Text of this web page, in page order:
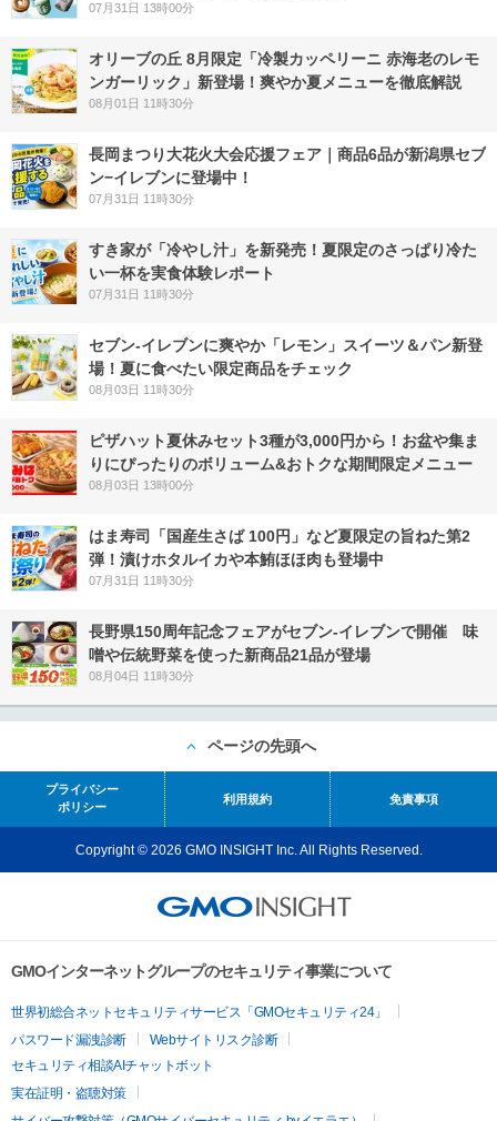
07月31日 13時00分
オリーブの丘 8月限定「冷製カッペリーニ 赤海老のレモ
ンガーリック」新登場！爽やか夏メニューを徹底解説
08月01日 11時30分
長岡まつり大花火大会応援フェア｜商品6品が新潟県セブ
ン−イレブンに登場中！
07月31日 11時30分
すき家が「冷やし汁」を新発売！夏限定のさっぱり冷た
い一杯を実食体験レポート
07月31日 11時30分
セブン‐イレブンに爽やか「レモン」スイーツ＆パン新登
場！夏に食べたい限定商品をチェック
08月03日 11時30分
ピザハット夏休みセット3種が3,000円から！お盆や集ま
りにぴったりのボリューム&おトクな期間限定メニュー
08月03日 13時00分
はま寿司「国産生さば 100円」など夏限定の旨ねた第2
弾！漬けホタルイカや本鮪ほほ肉も登場中
07月31日 11時30分
長野県150周年記念フェアがセブン-イレブンで開催 味
噌や伝統野菜を使った新商品21品が登場
08月04日 11時30分
ページの先頭へ
プライバシー
ポリシー
利用規約 免責事項
Copyright © 2026 GMO INSIGHT Inc. All Rights Reserved.
GMOインターネットグループのセキュリティ事業について
世界初総合ネットセキュリティサービス「GMOセキュリティ24」
パスワード漏洩診断
Webサイトリスク診断
セキュリティ相談AIチャットボット
実在証明・盗聴対策